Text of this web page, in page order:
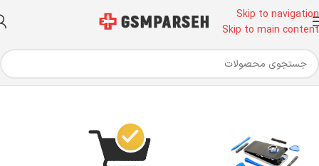
Skip to navigation
Skip to main content
خانه محصولات برچسب خورده “ماژول FPC برای دستگاه V1S”